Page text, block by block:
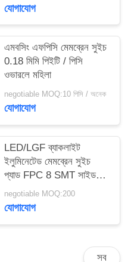
যোগাযোগ
এমবসিং এফপিসি মেমব্রেন সুইচ
0.18 মিমি পিইটি / পিসি
ওভারলে মহিলা
negotiable MOQ:10 পিসি / অনেক
যোগাযোগ
LED/LGF ব্যাকলাইট
ইলুমিনেটেড মেমব্রেন সুইচ
প্যাড FPC 8 SMT সাইড
negotiable MOQ:200
যোগাযোগ
সব